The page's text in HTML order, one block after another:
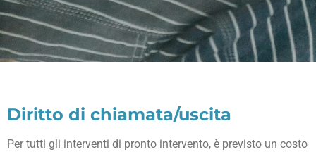
Diritto di chiamata/uscita
Per tutti gli interventi di pronto intervento, è previsto un costo